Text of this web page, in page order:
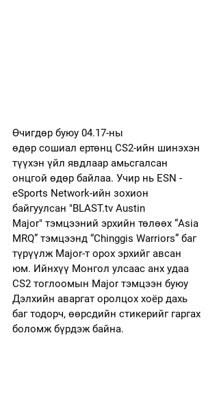
Өчигдөр буюу 04.17-ны
өдөр сошиал ертөнц CS2-ийн шинэхэн
түүхэн үйл явдлаар амьсгалсан
онцгой өдөр байлаа. Учир нь ESN -
eSports Network-ийн зохион
байгуулсан "BLAST.tv Austin
Major" тэмцээний эрхийн төлөөх “Asia
MRQ” тэмцээнд “Chinggis Warriors” баг
түрүүлж Major-т орох эрхийг авсан
юм. Ийнхүү Монгол улсаас анх удаа
CS2 тоглоомын Major тэмцээн буюу
Дэлхийн аваргат оролцох хоёр дахь
баг тодорч, өөрсдийн стикерийг гаргах
боломж бүрдэж байна.